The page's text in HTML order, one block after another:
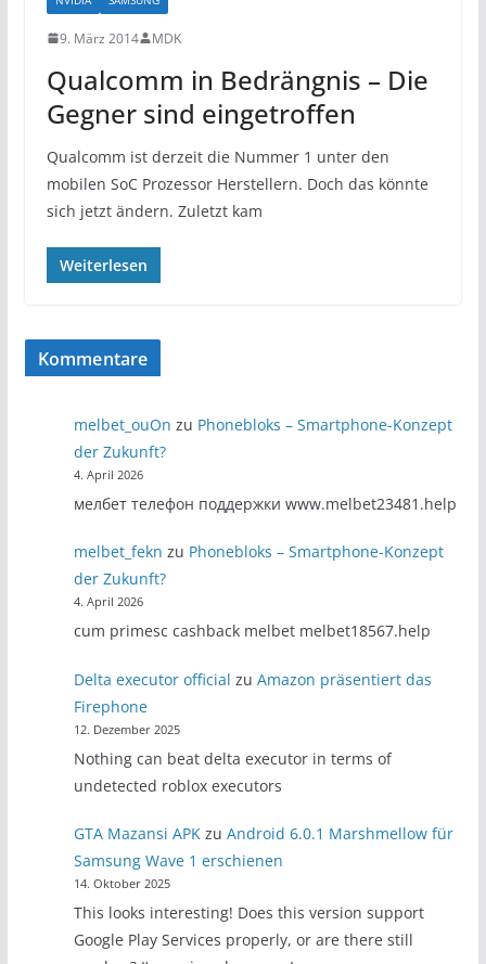
9. März 2014 MDK
Qualcomm in Bedrängnis – Die
Gegner sind eingetroffen
Qualcomm ist derzeit die Nummer 1 unter den
mobilen SoC Prozessor Herstellern. Doch das könnte
sich jetzt ändern. Zuletzt kam
Weiterlesen
Kommentare
melbet_ouOn zu Phonebloks – Smartphone-Konzept
der Zukunft?
4. April 2026
мелбет телефон поддержки www.melbet23481.help
melbet_fekn zu Phonebloks – Smartphone-Konzept
der Zukunft?
4. April 2026
cum primesc cashback melbet melbet18567.help
Delta executor official zuAmazon präsentiert das
Firephone
12. Dezember 2025
Nothing can beat delta executor in terms of
undetected roblox executors
GTA Mazansi APK zuAndroid 6.0.1 Marshmellow für
Samsung Wave 1 erschienen
14. Oktober 2025
This looks interesting! Does this version support
Google Play Services properly, or are there still